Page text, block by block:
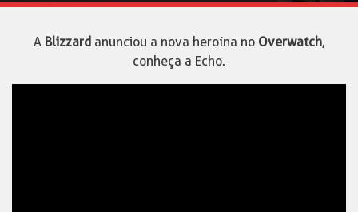
A Blizzard anunciou a nova heroína no Overwatch,
conheça a Echo.